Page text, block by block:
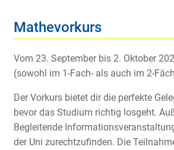
Mathevorkurs
Vom 23. September bis 2. Oktober
(sowohl im 1-Fach- als auch im 2-
Der Vorkurs bietet dir die perfekte
bevor das Studium richtig losgeht.
Begleitende
der Uni zurechtzufinden. Die